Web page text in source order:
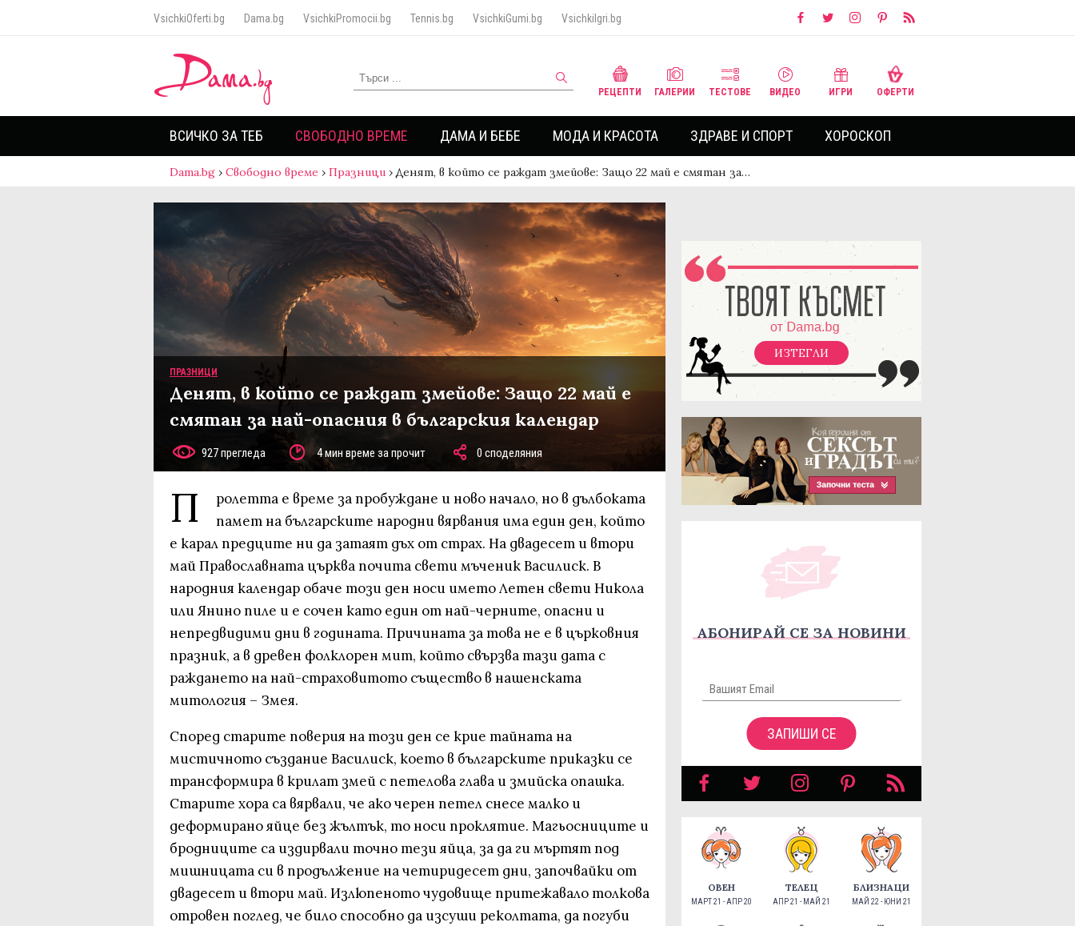
VsichkiOferti.bg Dama.bg VsichkiPromocii.bg Tennis.bg VsichkiGumi.bg VsichkiIgri.bg
РЕЦЕПТИ ГАЛЕРИИ ТЕСТОВЕ ВИДЕО ИГРИ ОФЕРТИ
ВСИЧКО ЗА ТЕБ СВОБОДНО ВРЕМЕ ДАМА И БЕБЕ МОДА И КРАСОТА ЗДРАВЕ И СПОРТ ХОРОСКОП
Dama.bg › Свободно време › Празници ›Денят, в който се раждат змейове: Защо 22 май е смятан за…
ПРАЗНИЦИ
Денят, в който се раждат змейове: Защо 22 май е
смятан за най-опасния в българския календар
927 прегледа 4 мин време за прочит 0 споделяния
П
ролетта е време за пробуждане и ново начало, но в дълбоката
памет на българските народни вярвания има един ден, който
е карал предците ни да затаят дъх от страх. На двадесет и втори
май Православната църква почита свети мъченик Василиск. В
народния календар обаче този ден носи името Летен свети Никола
или Янино пиле и е сочен като един от най-черните, опасни и
непредвидими дни в годината. Причината за това не е в църковния
празник, а в древен фолклорен мит, който свързва тази дата с
раждането на най-страховитото същество в нашенската
митология – Змея.
Според старите поверия на този ден се крие тайната на
мистичното създание Василиск, което в българските приказки се
трансформира в крилат змей с петелова глава и змийска опашка.
Старите хора са вярвали, че ако черен петел снесе малко и
деформирано яйце без жълтък, то носи проклятие. Магьосниците и
бродниците са издирвали точно тези яйца, за да ги мъртят под
мишницата си в продължение на четиридесет дни, започвайки от
двадесет и втори май. Излюпеното чудовище притежавало толкова
отровен поглед, че било способно да изсуши реколтата, да погуби
ИЗТЕГЛИ
АБОНИРАЙ СЕ ЗА НОВИНИ
ЗАПИШИ СЕ
ОВЕН
МАРТ 21 - АПР 20
ТЕЛЕЦ
АПР 21 - МАЙ 21
БЛИЗНАЦИ
МАЙ 22 - ЮНИ 21